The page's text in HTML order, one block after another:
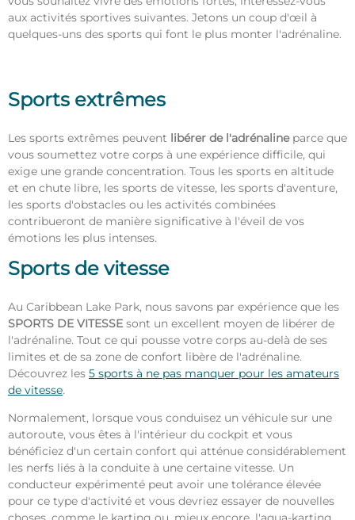
aux activités sportives suivantes. Jetons un coup d'œil à
quelques-uns des sports qui font le plus monter l'adrénaline.
Sports extrêmes
Les sports extrêmes peuvent libérer de l'adrénalineparce que
vous soumettez votre corps à une expérience difficile, qui
exige une grande concentration. Tous les sports en altitude
et en chute libre, les sports de vitesse, les sports d'aventure,
les sports d'obstacles ou les activités combinées
contribueront de manière significative à l'éveil de vos
émotions les plus intenses.
Sports de vitesse
Au Caribbean Lake Park, nous savons par expérience que les
SPORTS DE VITESSE sont un excellent moyen de libérer de
l'adrénaline. Tout ce qui pousse votre corps au-delà de ses
limites et de sa zone de confort libère de l'adrénaline.
Découvrez les 5 sports à ne pas manquer pour les amateurs
de vitesse.
Normalement, lorsque vous conduisez un véhicule sur une
autoroute, vous êtes à l'intérieur du cockpit et vous
bénéficiez d'un certain confort qui atténue considérablement
les nerfs liés à la conduite à une certaine vitesse. Un
conducteur expérimenté peut avoir une tolérance élevée
pour ce type d'activité et vous devriez essayer de nouvelles